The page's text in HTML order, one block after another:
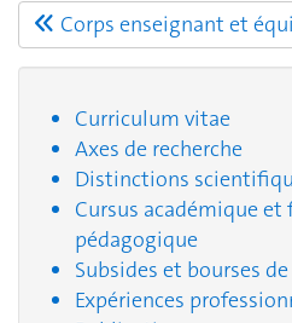
Corps enseignant et
Curriculum vitae
Axes de recherche
Distinctions
Cursus académique
pédagogique
Subsides et bourses
Expériences